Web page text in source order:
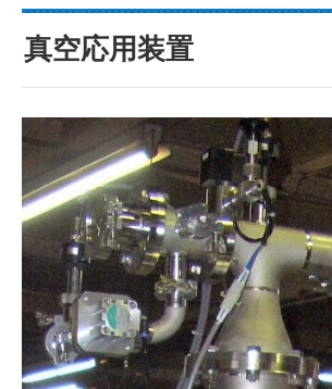
真空応用装置